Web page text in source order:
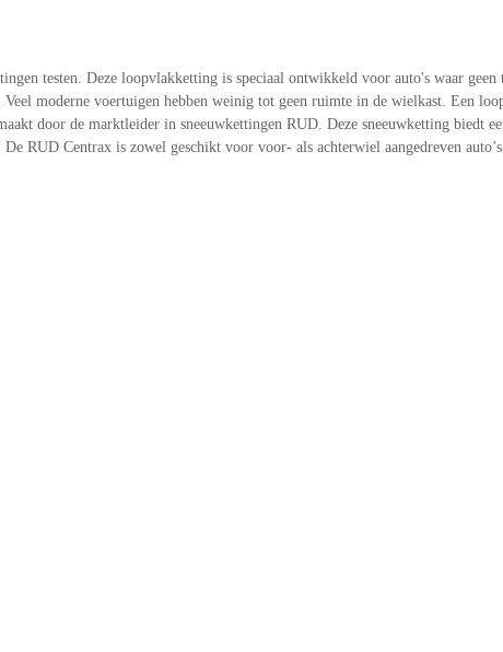
testen. Deze loopvlakketting is speciaal ontwikkeld voor auto's waar
moderne voertuigen hebben weinig tot geen ruimte in de wielkast. Een
door de marktleider in sneeuwkettingen RUD. Deze sneeuwketting biedt
RUD Centrax is zowel geschikt voor voor- als achterwiel aangedreven